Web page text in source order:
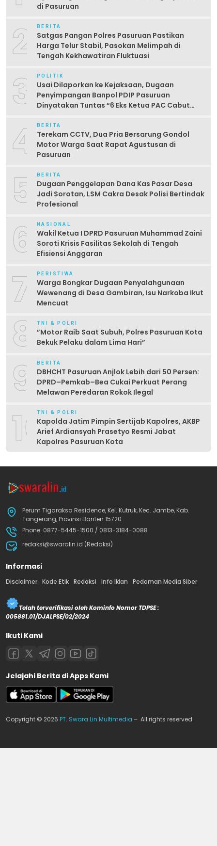
di Pasuruan
2 BERITA
Satgas Pangan Polres Pasuruan Pastikan
Harga Telur Stabil, Pasokan Melimpah di
Tengah Kekhawatiran Fluktuasi
3 POLITIK
Usai Dilaporkan ke Kejaksaan, Dugaan
Penyimpangan Banpol PDIP Pasuruan
Dinyatakan Tuntas “6 Eks Ketua PAC Cabut
4 BERITA
Terekam CCTV, Dua Pria Bersarung Gondol
Motor Warga Saat Rapat Agustusan di
Pasuruan
5 BERITA
Dugaan Penggelapan Dana Kas Pasar Desa
Jadi Sorotan, LSM Cakra Desak Polisi Bertindak
Profesional
6 NASIONAL
Wakil Ketua I DPRD Pasuruan Muhammad Zaini
Soroti Krisis Fasilitas Sekolah di Tengah
Efisiensi Anggaran
7 PERISTIWA
Warga Bongkar Dugaan Penyalahgunaan
Wewenang di Desa Gambiran, Isu Narkoba Ikut
Mencuat
8 TNI & POLRI
‎”Motor Raib Saat Subuh, Polres Pasuruan Kota
Bekuk Pelaku dalam Lima Hari” ‎
9 BERITA
DBHCHT Pasuruan Anjlok Lebih dari 50 Persen:
DPRD–Pemkab–Bea Cukai Perkuat Perang
Melawan Peredaran Rokok Ilegal
10TNI & POLRI
Kapolda Jatim Pimpin Sertijab Kapolres, AKBP
Arief Ardiansyah Prasetyo Resmi Jabat
Kapolres Pasuruan Kota
Perum Tigaraksa Residence, Kel. Kutruk, Kec. Jambe, Kab.
Tangerang, Provinsi Banten 15720
Phone: 0877-5445-1500 / 0813-3184-0088
redaksi@swaralin.id (Redaksi)
Informasi
Disclaimer Kode Etik Redaksi Info Iklan Pedoman Media Siber
Telah terverifikasi oleh Kominfo Nomor TDPSE :
005881.01/DJALPSE/02/2024
Ikuti Kami
Jelajahi Berita di Apps Kami
Copyright © 2026 PT. Swara Lin Multimedia – All rights reserved.